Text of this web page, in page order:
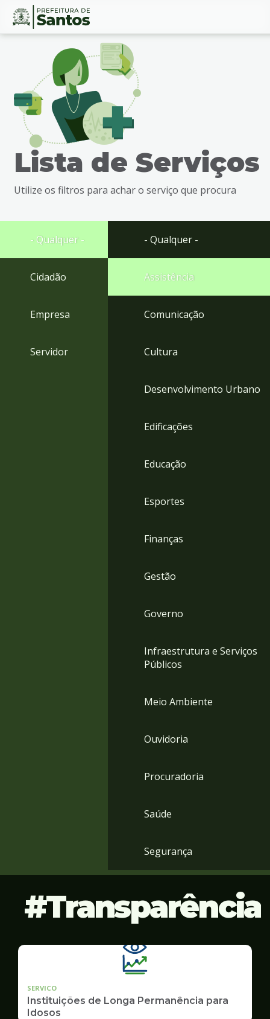
Ir
busca
Ir
rodapé
Conteúdo
Lista de Serviços
Utilize os filtros para achar o serviço que procura
- Qualquer -
Cidadão
Empresa
Servidor
- Qualquer -
Assistência
Comunicação
Cultura
Desenvolvimento Urbano
Edificações
Educação
Esportes
Finanças
Gestão
Governo
Infraestrutura e Serviços
Públicos
Meio Ambiente
Ouvidoria
Procuradoria
Saúde
Segurança
Transparência
SERVICO
Instituições de Longa Permanência para
Idosos